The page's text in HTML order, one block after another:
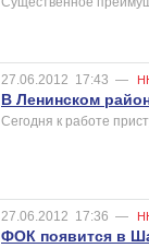
27.06.2012 17:43 —
В Ленинском
Сегодня к работе
27.06.2012 17:36 —
ФОК появится в